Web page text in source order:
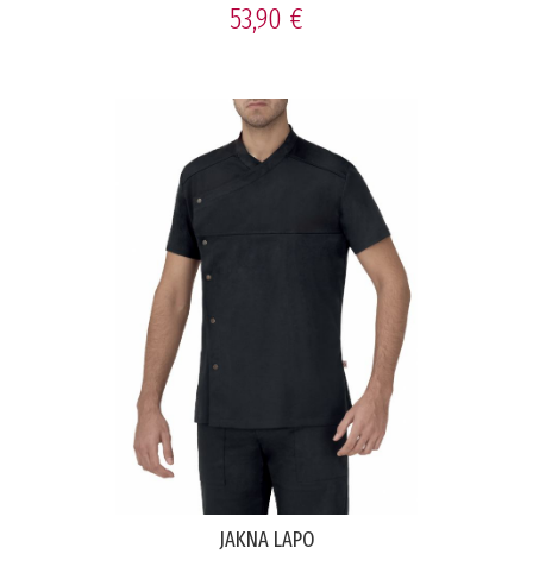
53,90 €
JAKNA LAPO